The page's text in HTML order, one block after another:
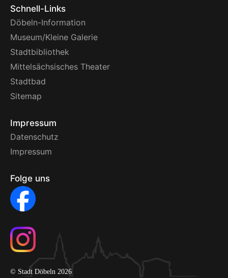
Schnell-Links
Döbeln-Information
Museum/Kleine Galerie
Stadtbibliothek
Mittelsächsisches Theater
Stadtbad
Sitemap
Impressum
Datenschutz
Impressum
Folge uns
© Stadt Döbeln 2026